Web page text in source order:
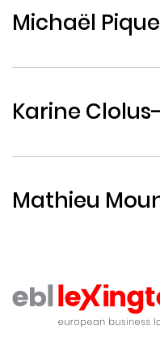
Michaël
Karine
Mathieu